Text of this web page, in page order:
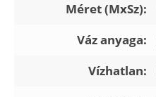
Méret (MxSz):
Váz anyaga:
Vízhatlan: